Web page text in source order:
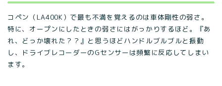
コペン（LA400K）で最も不満を覚えるのは車体剛性の弱さ。
特に、オープンにしたときの弱さにはがっかりするほど。『あ
れ、どっか壊れた？？』と思うほどハンドルブルブルと振動
し、ドライブレコーダーのGセンサーは頻繁に反応してしまい
ます。